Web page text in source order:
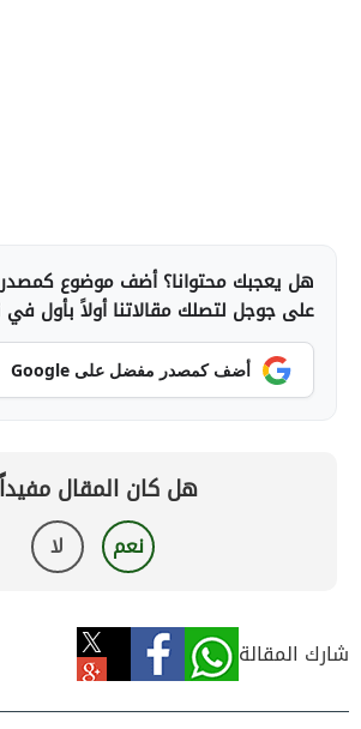
هل يعجبك محتوانا؟ أضف موضوع
على جوجل لتصلك مقالاتنا أولاً بأول في
أضف كمصدر مفضل على Google
هل كان المقال
نعم لا
شارك المقالة